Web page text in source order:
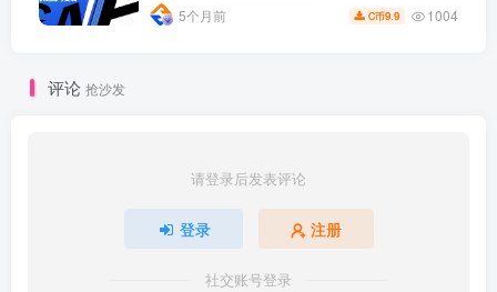
5个月前 C币9.9 1004
评论 抢沙发
请登录后发表评论
登录 注册
社交账号登录